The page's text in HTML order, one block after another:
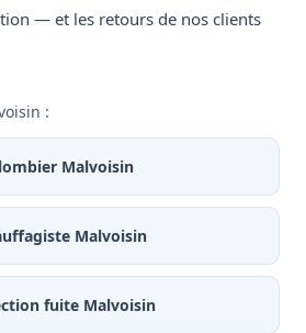
— et les retours de nos clients
:
Malvoisin
Malvoisin
fuite Malvoisin